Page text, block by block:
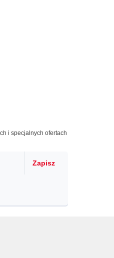
i specjalnych ofertach
Zapisz